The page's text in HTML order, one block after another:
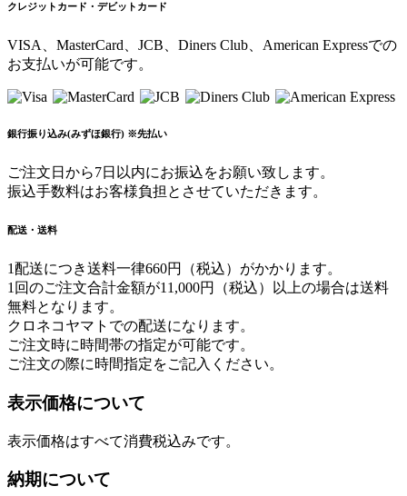
クレジットカード・デビットカード
VISA、MasterCard、JCB、Diners Club、American Expressでの
お支払いが可能です。
銀行振り込み(みずほ銀行) ※先払い
ご注文日から7日以内にお振込をお願い致します。
振込手数料はお客様負担とさせていただきます。
配送・送料
1配送につき送料一律660円（税込）がかかります。
1回のご注文合計金額が11,000円（税込）以上の場合は送料
無料となります。
クロネコヤマトでの配送になります。
ご注文時に時間帯の指定が可能です。
ご注文の際に時間指定をご記入ください。
表示価格について
表示価格はすべて消費税込みです。
納期について